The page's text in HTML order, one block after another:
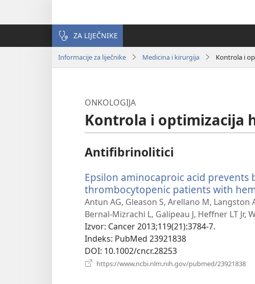
ZA LIJEČNIKE
Informacije za liječnike Medicina i kirurgija Kontrola i
ONKOLOGIJA
Kontrola i optimizacija
Antifibrinolitici
Epsilon aminocaproic acid prevents
thrombocytopenic patients with
Antun AG, Gleason S, Arellano M, Langston
Bernal-Mizrachi L, Galipeau J, Heffner LT Jr,
Izvor‎: Cancer 2013;119(21):3784-7.
Indeks‎: PubMed 23921838
DOI‎: 10.1002/cncr.28253
https://www.ncbi.nlm.nih.gov/pubmed/23921838